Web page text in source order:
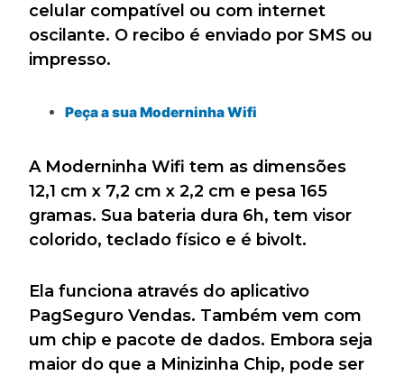
celular compatível ou com internet
oscilante. O recibo é enviado por SMS ou
impresso.
Peça a sua Moderninha Wifi
A Moderninha Wifi tem as dimensões
12,1 cm x 7,2 cm x 2,2 cm e pesa 165
gramas. Sua bateria dura 6h, tem visor
colorido, teclado físico e é bivolt.
Ela funciona através do aplicativo
PagSeguro Vendas. Também vem com
um chip e pacote de dados. Embora seja
maior do que a Minizinha Chip, pode ser